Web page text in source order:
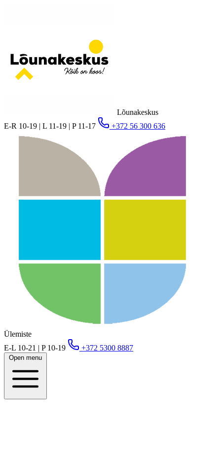
Lõunakeskus
E-R 10-19 | L 11-19 | P 11-17
+372 56 300 636
Ülemiste
E-L 10-21 | P 10-19
+372 5300 8887
Open menu